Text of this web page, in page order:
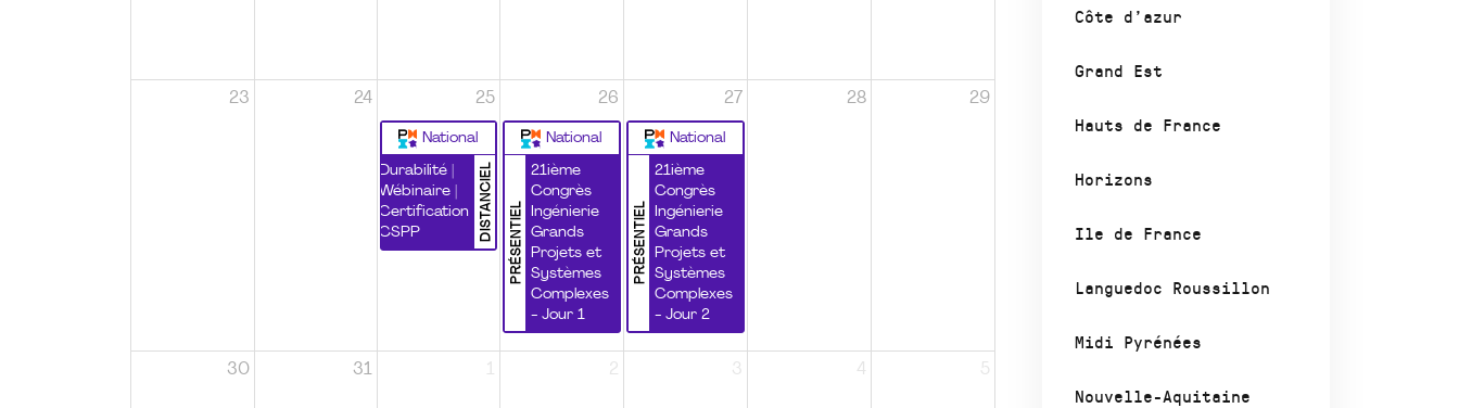
Côte d’azur
Grand Est
Hauts de France
Horizons
Ile de France
Languedoc Roussillon
Midi Pyrénées
Nouvelle-Aquitaine
23 24 25
National
DISTANCIEL
Durabilité |
Wébinaire |
Certification
CSPP
26
National
PRÉSENTIEL
21ième
Congrès
Ingénierie
Grands
Projets et
Systèmes
Complexes
- Jour 1
27
National
PRÉSENTIEL
21ième
Congrès
Ingénierie
Grands
Projets et
Systèmes
Complexes
- Jour 2
28 29
30 31 1 2 3 4 5